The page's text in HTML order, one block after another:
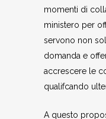
momenti di
ministero per
servono non
domanda e
accrescere le
qualifcando
A questo